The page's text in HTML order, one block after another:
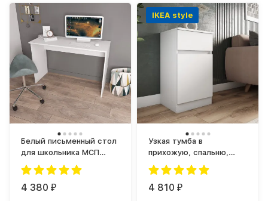
Белый письменный стол
для школьника МСП
1200.1 (МП/3) МС Мори
4 380₽
IKEA style
Узкая тумба в
прихожую, спальню,
офис МПТ 400 (МП/3)
ЛДСП Белый, МС мори
4 810₽